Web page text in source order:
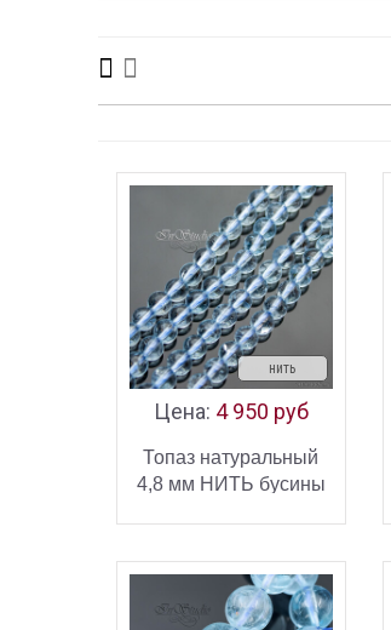
нить
Цена: 4 950 руб
Топаз натуральный
4,8 мм НИТЬ бусины
В КОРЗИНУ
КУПИТЬ